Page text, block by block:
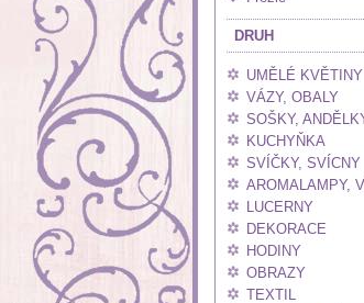
DRUH
UMĚLÉ KVĚTINY
VÁZY, OBALY
SOŠKY,
KUCHYŇKA
SVÍČKY, SVÍCNY
AROMALAMPY,
LUCERNY
DEKORACE
HODINY
OBRAZY
TEXTIL